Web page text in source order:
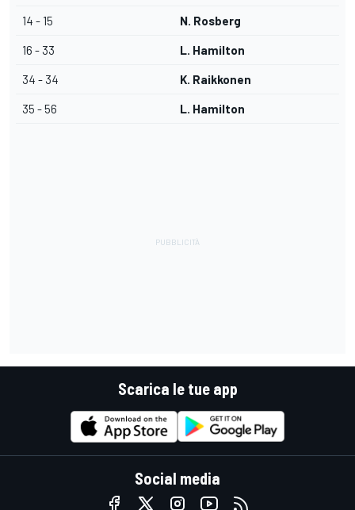
14 - 15 N. Rosberg
16 - 33 L. Hamilton
34 - 34 K. Raikkonen
35 - 56 L. Hamilton
Scarica le tue app
Social media